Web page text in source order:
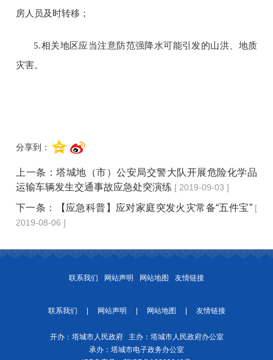
房人员及时转移；
5.相关地区应当注意防范强降水可能引发的山洪、地质
灾害。
分享到：
上一条：塔城地（市）公安局交警大队开展危险化学品
运输车辆发生交通事故应急处突演练 [ 2019-09-03 ]
下一条： 【应急科普】应对家庭突发火灾常备“五件宝” [
2019-08-06 ]
联系我们 网站声明 网站地图 友情链接
联系我们 | 网站声明 | 网站地图 | 友情链接
开办：塔城市人民政府 主办：塔城市人民政府办公室
承办：塔城市电子政务办公室